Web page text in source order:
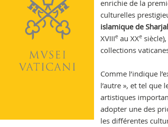
enrichie de la
culturelles
islamique de
XVIIIeau XXe
collections
Comme l’indique
l’autre », et tel que
artistiques
adopter une des
les différentes